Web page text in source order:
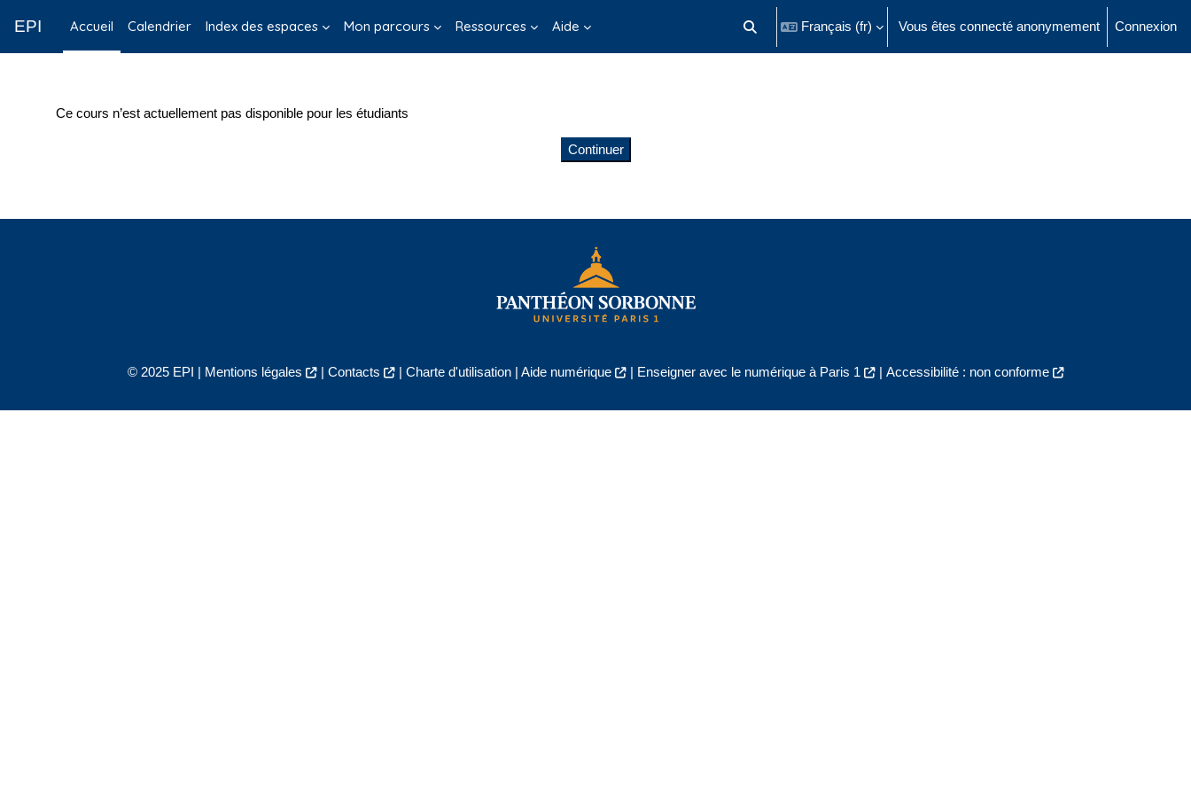
EPI Accueil Calendrier Index des espaces Mon parcours Ressources Aide Activer/désactiver la saisie de recherche
Français ‎(fr)‎ Vous êtes connecté anonymement Connexion
Ce cours n’est actuellement pas disponible pour les étudiants
Continuer
© 2025 EPI | Mentions légales | Contacts | Charte d'utilisation| Aide numérique | Enseigner avec le numérique à Paris 1 | Accessibilité : non conforme